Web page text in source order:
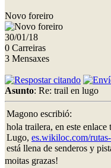
Novo foreiro
30/01/18
0 Carreiras
3 Mensaxes
Asunto: Re: trail en lugo
Magono escribió:
hola trailera, en este
Lugo, es.wikiloc.com/
está llena de senderos y
moitas grazas!